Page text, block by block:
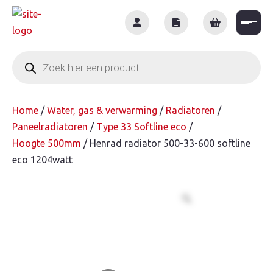
Skip
zoeken
Home /Water, gas & verwarming / Radiatoren /
Paneelradiatoren / Type 33 Softline eco /
Hoogte 500mm / Henrad radiator 500-33-600 softline
eco 1204watt